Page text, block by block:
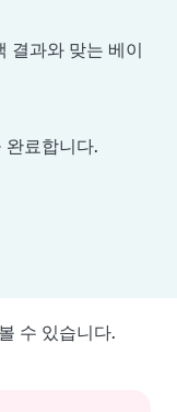
과와 맞는 베이
완료합니다.
수 있습니다.